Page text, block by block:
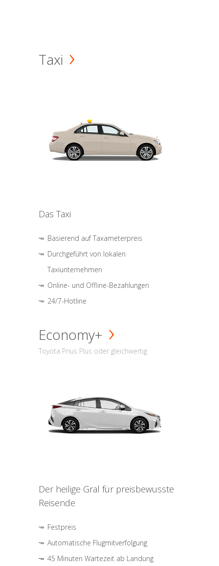
Taxi
Das Taxi
Basierend auf Taxameterpreis
Durchgeführt von lokalen
Taxiunternehmen
Online- und Offline-Bezahlungen
24/7-Hotline
Economy+
Toyota Prius Plus oder gleichwertig
Der heilige Gral für preisbewusste
Reisende
Festpreis
Automatische Flugmitverfolgung
45 Minuten Wartezeit ab Landung